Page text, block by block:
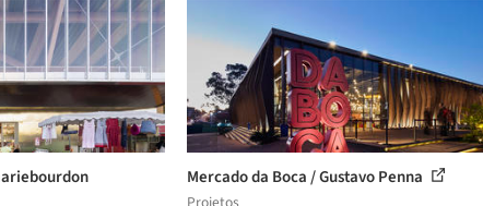
Mercado da Boca / Gustavo Penna